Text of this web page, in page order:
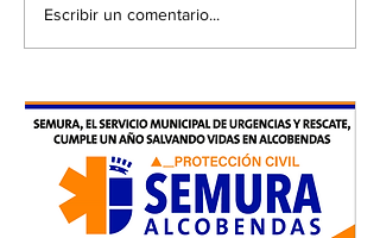
Escribir un comentario...